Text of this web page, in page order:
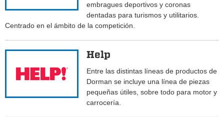
embragues deportivos y coronas
dentadas para turismos y utilitarios.
Centrado en el ámbito de la competición.
Help
Entre las distintas líneas de productos de
Dorman se incluye una línea de piezas
pequeñas útiles, sobre todo para motor y
carrocería.